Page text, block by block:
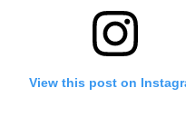
View this post on